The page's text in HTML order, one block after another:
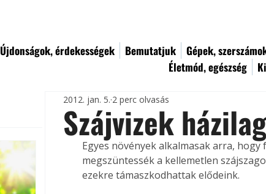
Újdonságok, érdekességek Bemutatjuk Gépek,
Életmód, egészség
Szájvizek
2012. jan. 5. 2 perc olvasás
Egyes növények alkalmasak arra,
megszüntessék a kellemetlen
ezekre támaszkodhattak elődeink.